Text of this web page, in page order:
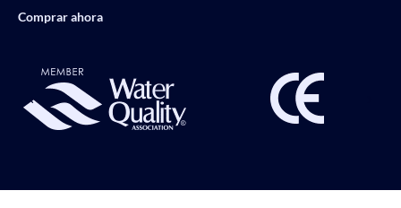
Comprar ahora